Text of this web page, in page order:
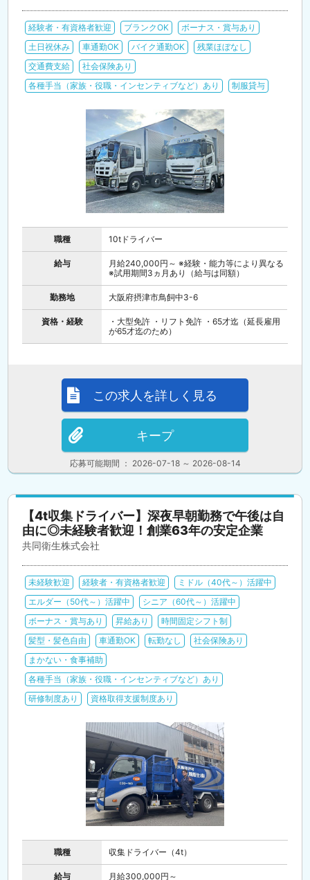
経験者・有資格者歓迎 ブランクOK
ボーナス・賞与あり
土日祝休み
車通勤OK バイク通勤OK
残業ほぼなし
交通費支給
社会保険あり
各種手当（家族・役職・インセンティブなど）あり
制服貸与
職種 10tドライバー
給与
月給240,000円～ ※経験・能力等により異なる
※試用期間3ヵ月あり（給与は同額）
勤務地 大阪府摂津市鳥飼中3-6
資格・経験
・大型免許 ・リフト免許 ・65才迄（延長雇用
が65才迄のため）
応募可能期間 ： 2026-07-18 ～ 2026-08-14
この求人を詳しく見る
キープ
【4t収集ドライバー】深夜早朝勤務で午後は自
由に◎未経験者歓迎！創業63年の安定企業
共同衛生株式会社
未経験歓迎 経験者・有資格者歓迎
ミドル（40代～）活躍中
エルダー（50代～）活躍中
シニア（60代～）活躍中
ボーナス・賞与あり
昇給あり
時間固定シフト制
髪型・髪色自由
車通勤OK 転勤なし
社会保険あり
まかない・食事補助
各種手当（家族・役職・インセンティブなど）あり
研修制度あり
資格取得支援制度あり
職種 収集ドライバー（4t）
給与 月給300,000円～